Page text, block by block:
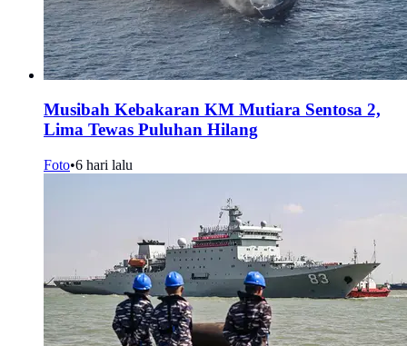
Musibah Kebakaran KM Mutiara Sentosa 2,
Lima Tewas Puluhan Hilang
Foto•6 hari lalu